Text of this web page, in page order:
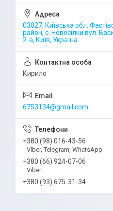
03027, Київська обл.
район, с. Новосілки вул.
2-а, Київ, Україна
Кирило
6753134@gmail.com
+380 (98) 016-43-56
Viber, Telegram, WhatsApp
+380 (66) 924-07-06
Viber
+380 (93) 675-31-34